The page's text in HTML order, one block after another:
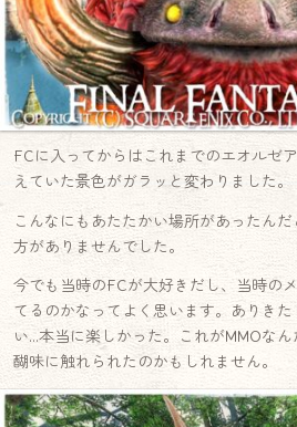
FCに入ってからはこれまでのエオルゼ
えていた景色がガラッと変わりました。
こんなにもあたたかい場所があったん
方がありませんでした。
今でも当時のFCが大好きだし、当時の
てるのかなってよく思います。ありき
い…本当に楽しかった。これがMMOな
醐味に触れられたのかもしれません。